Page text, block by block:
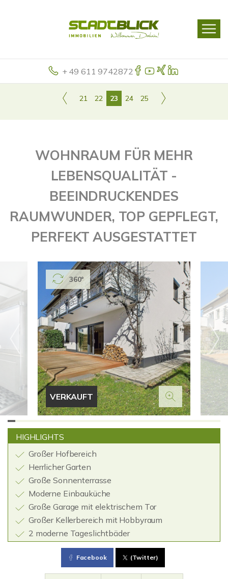
+ 49 611 9742872
21 22 23 24 25
WOHNRAUM FÜR MEHR
LEBENSQUALITÄT -
BEEINDRUCKENDES
RAUMWUNDER, TOP GEPFLEGT,
PERFEKT AUSGESTATTET
VERKAUFT
360°
HIGHLIGHTS
Großer Hofbereich
Herrlicher Garten
Große Sonnenterrasse
Moderne Einbauküche
Große Garage mit elektrischem Tor
Großer Kellerbereich mit Hobbyraum
2 moderne Tageslichtbäder
Facebook (Twitter)